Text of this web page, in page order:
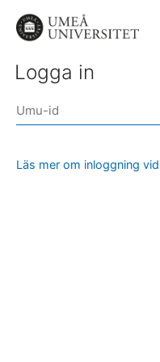
Logga in
Läs mer om inloggning